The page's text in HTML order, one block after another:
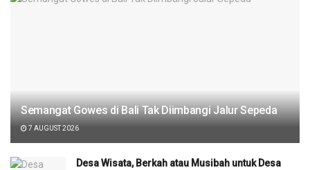
Semangat Gowes di Bali Tak Diimbangi Jalur Sepeda
7 AUGUST 2026
Desa Wisata, Berkah atau Musibah untuk Desa